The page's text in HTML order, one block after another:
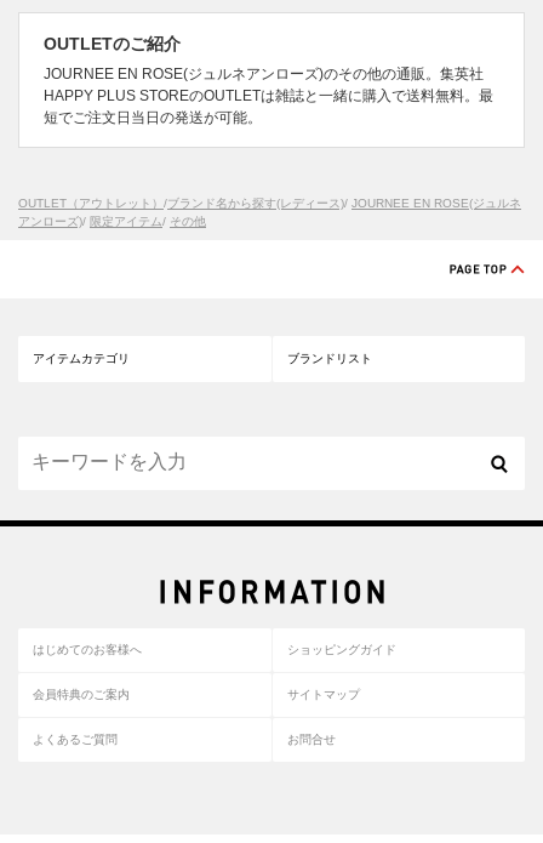
OUTLETのご紹介
JOURNEE EN ROSE(ジュルネアンローズ)のその他の通販。集英社
HAPPY PLUS STOREのOUTLETは雑誌と一緒に購入で送料無料。最
短でご注文日当日の発送が可能。
OUTLET（アウトレット） /ブランド名から探す(レディース)/ JOURNEE EN ROSE(ジュルネ
アンローズ)/ 限定アイテム/ その他
アイテムカテゴリ ブランドリスト
はじめてのお客様へ ショッピングガイド
会員特典のご案内 サイトマップ
よくあるご質問 お問合せ